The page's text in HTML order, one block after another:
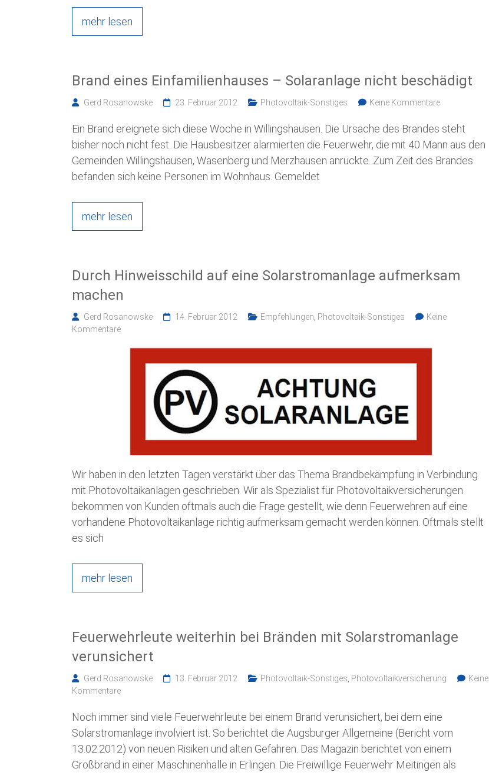
mehr lesen
Brand eines Einfamilienhauses – Solaranlage nicht beschädigt
Gerd Rosanowske 23. Februar 2012 Photovoltaik-Sonstiges Keine Kommentare
Ein Brand ereignete sich diese Woche in Willingshausen. Die Ursache des Brandes steht
bisher noch nicht fest. Die Hausbesitzer alarmierten die Feuerwehr, die mit 40 Mann aus den
Gemeinden Willingshausen, Wasenberg und Merzhausen anrückte. Zum Zeit des Brandes
befanden sich keine Personen im Wohnhaus. Gemeldet
mehr lesen
Durch Hinweisschild auf eine Solarstromanlage aufmerksam
machen
Gerd Rosanowske 14. Februar 2012 Empfehlungen Photovoltaik-Sonstiges
Keine
Kommentare
Wir haben in den letzten Tagen verstärkt über das Thema Brandbekämpfung in Verbindung
mit Photovoltaikanlagen geschrieben. Wir als Spezialist für Photovoltaikversicherungen
bekommen von Kunden oftmals auch die Frage gestellt, wie denn Feuerwehren auf eine
vorhandene Photovoltaikanlage richtig aufmerksam gemacht werden können. Oftmals stellt
es sich
mehr lesen
Feuerwehrleute weiterhin bei Bränden mit Solarstromanlage
verunsichert
Gerd Rosanowske 13. Februar 2012 Photovoltaik-Sonstiges Photovoltaikversicherung
Keine
Kommentare
Noch immer sind viele Feuerwehrleute bei einem Brand verunsichert, bei dem eine
Solarstromanlage involviert ist. So berichtet die Augsburger Allgemeine (Bericht vom
13.02.2012) von neuen Risiken und alten Gefahren. Das Magazin berichtet von einem
Großbrand in einer Maschinenhalle in Erlingen. Die Freiwillige Feuerwehr Meitingen als